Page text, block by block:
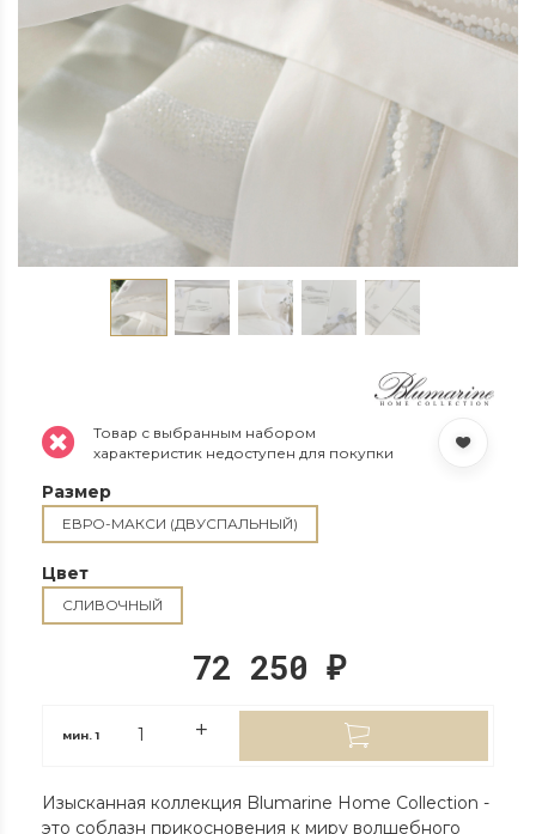
Товар с выбранным набором
характеристик недоступен для покупки
Размер
ЕВРО-МАКСИ (ДВУСПАЛЬНЫЙ)
Цвет
СЛИВОЧНЫЙ
72 250 ₽
мин.1
Изысканная коллекция Blumarine Home Collection -
это соблазн прикосновения к миру волшебного